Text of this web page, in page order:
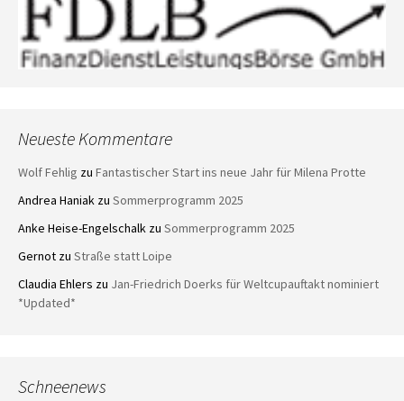
Neueste Kommentare
Wolf Fehlig zu Fantastischer Start ins neue Jahr für Milena Protte
Andrea Haniak zu Sommerprogramm 2025
Anke Heise-Engelschalk zu Sommerprogramm 2025
Gernot zu Straße statt Loipe
Claudia Ehlers zu Jan-Friedrich Doerks für Weltcupauftakt nominiert
*Updated*
Schneenews